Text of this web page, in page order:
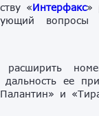
«Интерфакс»
вопросы
дальность ее
и